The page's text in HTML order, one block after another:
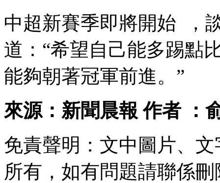
中超新賽季即將開始  ，
道：“希望自己能多踢點
能夠朝著冠軍前進。”
來源 ：新聞晨報 作者 ：
免責聲明 ：文中圖片
所有 ，如有問題請聯係刪